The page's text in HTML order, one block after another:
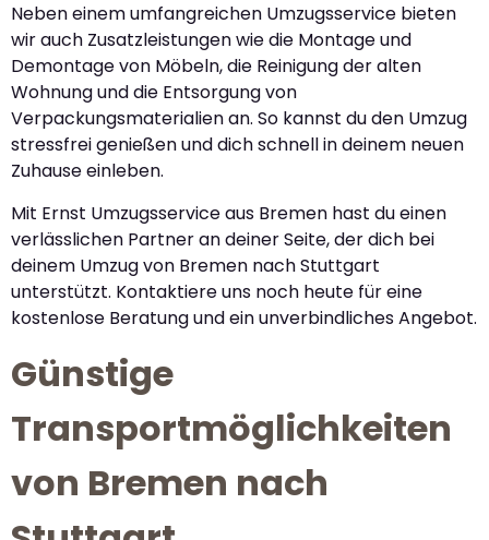
Neben einem umfangreichen Umzugsservice bieten
wir auch Zusatzleistungen wie die Montage und
Demontage von Möbeln, die Reinigung der alten
Wohnung und die Entsorgung von
Verpackungsmaterialien an. So kannst du den Umzug
stressfrei genießen und dich schnell in deinem neuen
Zuhause einleben.
Mit Ernst Umzugsservice aus Bremen hast du einen
verlässlichen Partner an deiner Seite, der dich bei
deinem Umzug von Bremen nach Stuttgart
unterstützt. Kontaktiere uns noch heute für eine
kostenlose Beratung und ein unverbindliches Angebot.
Günstige
Transportmöglichkeiten
von Bremen nach